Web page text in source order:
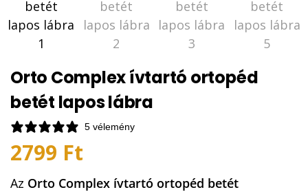
Orto Complex ívtartó ortopéd
betét lapos lábra
5 vélemény
2799 Ft
Az Orto Complex ívtartó ortopéd betét